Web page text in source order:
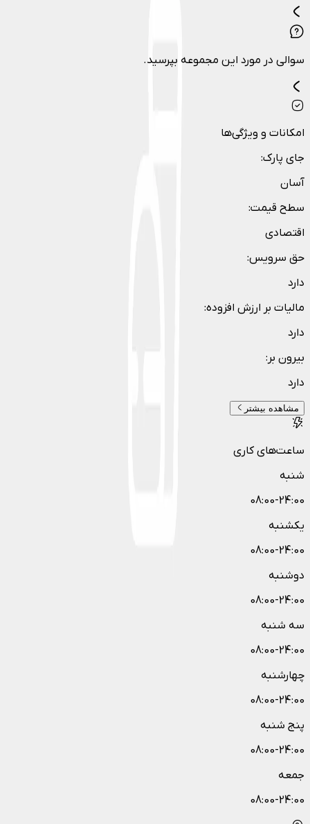
سوالی در مورد این مجموعه بپرسید.
امکانات و ویژگی‌ها
جای پارک:
آسان
سطح قیمت:
اقتصادی
حق سرویس:
دارد
مالیات بر ارزش افزوده:
دارد
بیرون بر :
دارد
مشاهده بیشتر
ساعت‌های کاری
شنبه
08:00-24:00
یکشنبه
08:00-24:00
دوشنبه
08:00-24:00
سه شنبه
08:00-24:00
چهارشنبه
08:00-24:00
پنج شنبه
08:00-24:00
جمعه
08:00-24:00